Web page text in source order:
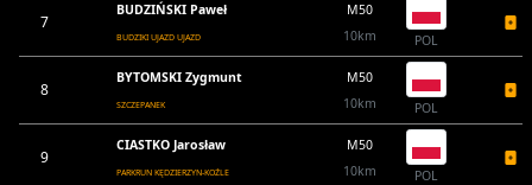
7
BUDZIŃSKI Paweł
BUDZIKI UJAZD UJAZD
M50
10km
POL
8
BYTOMSKI Zygmunt
SZCZEPANEK
M50
10km
POL
9
CIASTKO Jarosław
PARKRUN KĘDZIERZYN-KOŹLE
M50
10km
POL